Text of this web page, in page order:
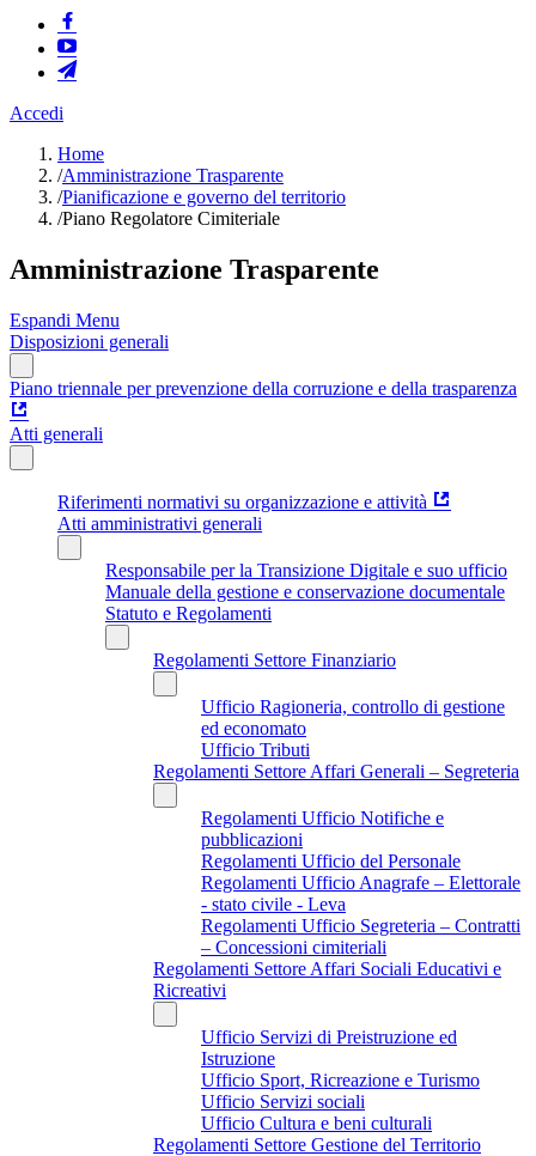
Accedi
Home
/Amministrazione Trasparente
/Pianificazione e governo del territorio
/Piano Regolatore Cimiteriale
Amministrazione Trasparente
Espandi Menu
Disposizioni generali
Piano triennale per prevenzione della corruzione e della trasparenza
Atti generali
Riferimenti normativi su organizzazione e attività
Atti amministrativi generali
Responsabile per la Transizione Digitale e suo ufficio
Manuale della gestione e conservazione documentale
Statuto e Regolamenti
Regolamenti Settore Finanziario
Ufficio Ragioneria, controllo di gestione
ed economato
Ufficio Tributi
Regolamenti Settore Affari Generali – Segreteria
Regolamenti Ufficio Notifiche e
pubblicazioni
Regolamenti Ufficio del Personale
Regolamenti Ufficio Anagrafe – Elettorale
- stato civile - Leva
Regolamenti Ufficio Segreteria – Contratti
– Concessioni cimiteriali
Regolamenti Settore Affari Sociali Educativi e
Ricreativi
Ufficio Servizi di Preistruzione ed
Istruzione
Ufficio Sport, Ricreazione e Turismo
Ufficio Servizi sociali
Ufficio Cultura e beni culturali
Regolamenti Settore Gestione del Territorio